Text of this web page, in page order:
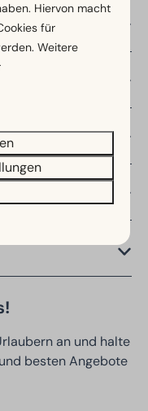
an und halte
besten Angebote
Hiervon macht
für
Weitere